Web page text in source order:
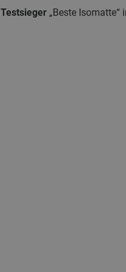
Testsieger „Beste